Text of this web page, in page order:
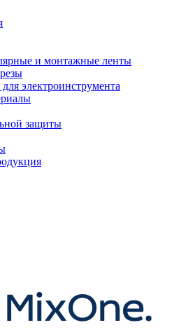
и монтажные ленты
электроинструмента
защиты